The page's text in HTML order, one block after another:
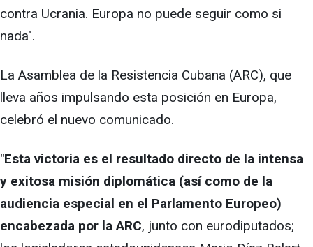
contra Ucrania. Europa no puede seguir como si
nada".
La Asamblea de la Resistencia Cubana (ARC), que
lleva años impulsando esta posición en Europa,
celebró el nuevo comunicado.
"Esta victoria es el resultado directo de la intensa
y exitosa misión diplomática (así como de la
audiencia especial en el Parlamento Europeo)
encabezada por la ARC, junto con eurodiputados;